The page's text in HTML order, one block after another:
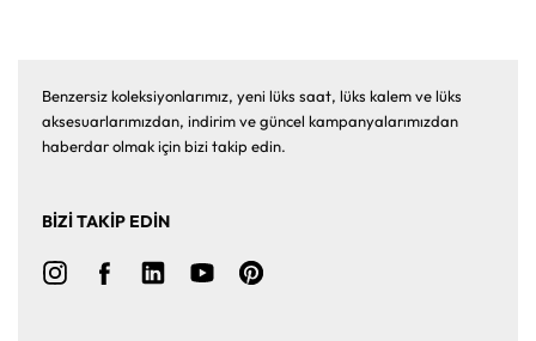
Benzersiz koleksiyonlarımız, yeni lüks saat, lüks kalem ve lüks
aksesuarlarımızdan, indirim ve güncel kampanyalarımızdan
haberdar olmak için bizi takip edin.
BİZİ TAKİP EDİN